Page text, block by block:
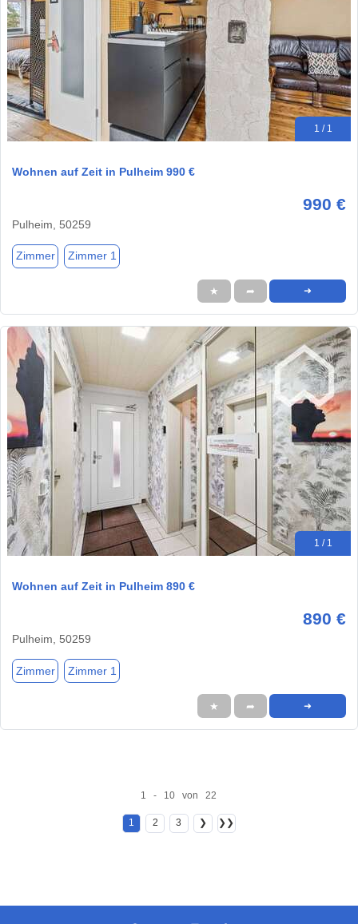
1 / 1
Wohnen auf Zeit in Pulheim 990 €
990 €
Pulheim, 50259
Zimmer Zimmer 1
★ ➦ ➜
1 / 1
Wohnen auf Zeit in Pulheim 890 €
890 €
Pulheim, 50259
Zimmer Zimmer 1
★ ➦ ➜
1 - 10 von 22
1 2 3 ❯ ❯❯